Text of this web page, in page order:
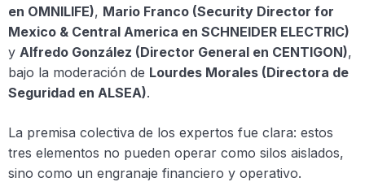
en OMNILIFE), Mario Franco (Security Director for
Mexico & Central America en SCHNEIDER ELECTRIC)
y Alfredo González (Director General en CENTIGON),
bajo la moderación de Lourdes Morales (Directora de
Seguridad en ALSEA).
La premisa colectiva de los expertos fue clara: estos
tres elementos no pueden operar como silos aislados,
sino como un engranaje financiero y operativo.